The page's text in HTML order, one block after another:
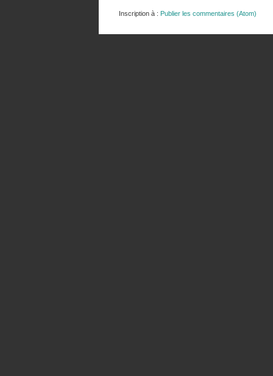
Inscription à : Publier les commentaires (Atom)